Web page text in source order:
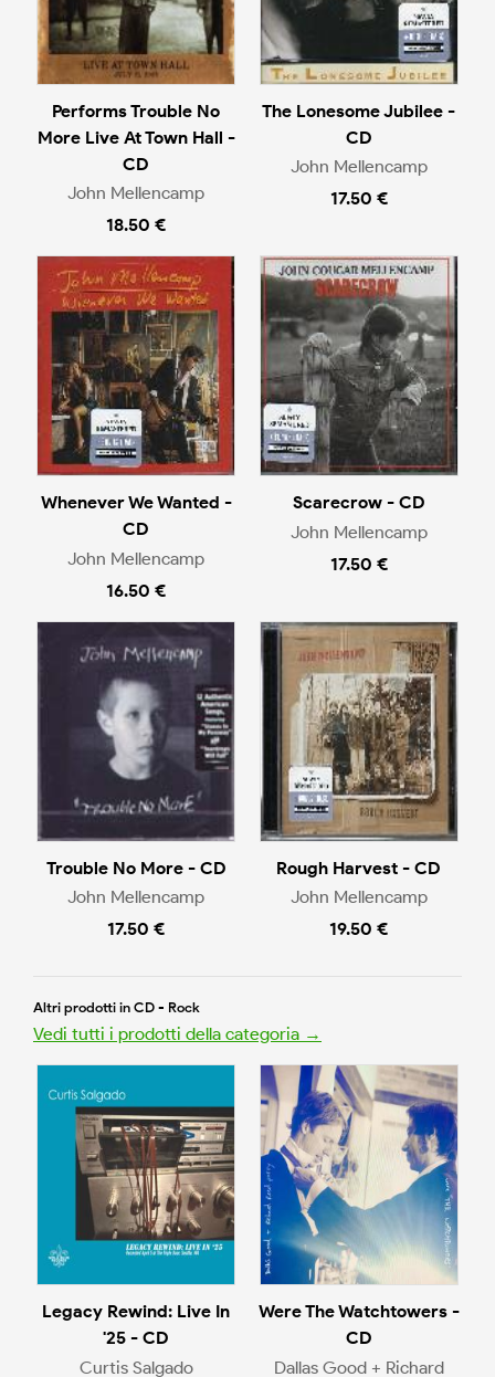
Performs Trouble No
More Live At Town Hall -
CD
John Mellencamp
18.50 €
The Lonesome Jubilee -
CD
John Mellencamp
17.50 €
Whenever We Wanted -
CD
John Mellencamp
16.50 €
Scarecrow - CD
John Mellencamp
17.50 €
Trouble No More - CD
John Mellencamp
17.50 €
Rough Harvest - CD
John Mellencamp
19.50 €
Altri prodotti in CD - Rock
Vedi tutti i prodotti della categoria →
Legacy Rewind: Live In
'25 - CD
Curtis Salgado
Were The Watchtowers -
CD
Dallas Good + Richard